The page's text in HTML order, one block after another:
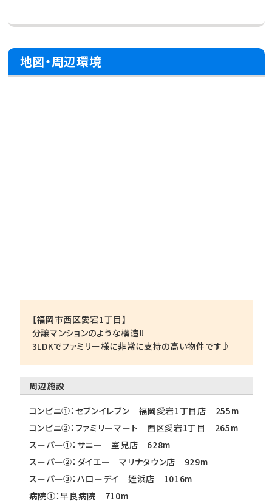
地図・周辺環境
【福岡市西区愛宕1丁目】
分譲マンションのような構造!!
3LDKでファミリー様に非常に支持の高い物件です♪
周辺施設
コンビニ①：セブンイレブン 福岡愛宕1丁目店 255m
コンビニ②：ファミリーマート 西区愛宕1丁目 265m
スーパー①：サニー 室見店 628m
スーパー②：ダイエー マリナタウン店 929m
スーパー③：ハローデイ 姪浜店 1016m
病院①：早良病院 710m